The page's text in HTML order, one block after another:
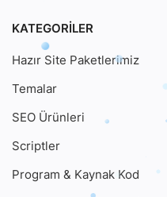
KATEGORILER
Hazır Site Paketlerimiz
Temalar
SEO Ürünleri
Scriptler
Program & Kaynak Kod